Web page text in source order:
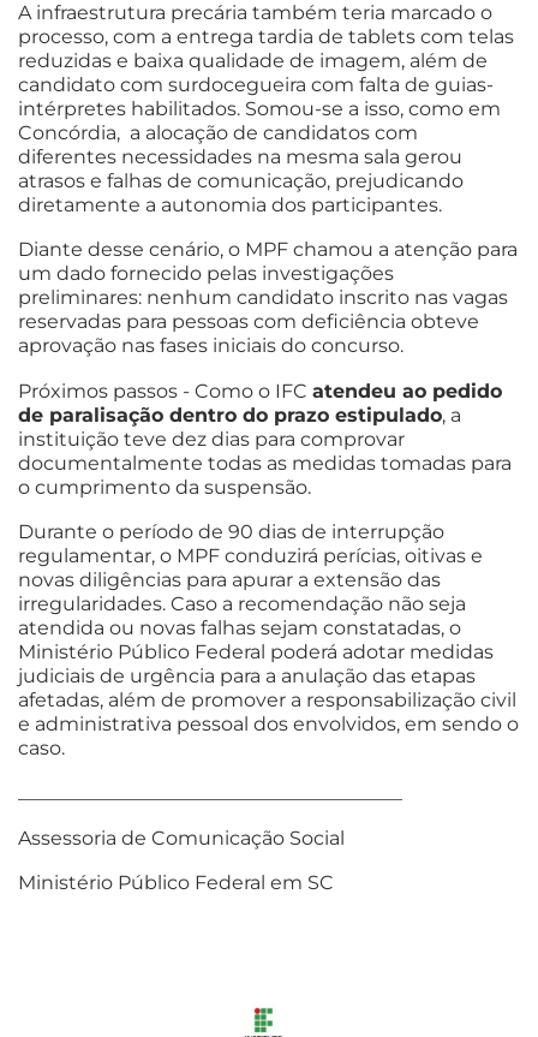
A infraestrutura precária também teria marcado o
processo, com a entrega tardia de tablets com telas
reduzidas e baixa qualidade de imagem, além de
candidato com surdocegueira com falta de guias-
intérpretes habilitados. Somou-se a isso, como em
Concórdia, a alocação de candidatos com
diferentes necessidades na mesma sala gerou
atrasos e falhas de comunicação, prejudicando
diretamente a autonomia dos participantes.
Diante desse cenário, o MPF chamou a atenção para
um dado fornecido pelas investigações
preliminares: nenhum candidato inscrito nas vagas
reservadas para pessoas com deficiência obteve
aprovação nas fases iniciais do concurso.
Próximos passos - Como o IFC atendeu ao pedido
de paralisação dentro do prazo estipulado, a
instituição teve dez dias para comprovar
documentalmente todas as medidas tomadas para
o cumprimento da suspensão.
Durante o período de 90 dias de interrupção
regulamentar, o MPF conduzirá perícias, oitivas e
novas diligências para apurar a extensão das
irregularidades. Caso a recomendação não seja
atendida ou novas falhas sejam constatadas, o
Ministério Público Federal poderá adotar medidas
judiciais de urgência para a anulação das etapas
afetadas, além de promover a responsabilização civil
e administrativa pessoal dos envolvidos, em sendo o
caso.
Assessoria de Comunicação Social
Ministério Público Federal em SC